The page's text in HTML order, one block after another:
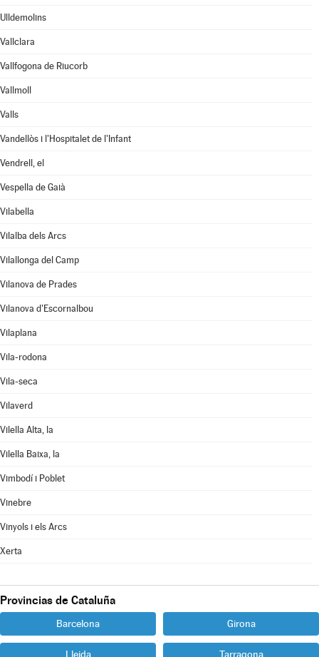
Ulldemolins
Vallclara
Vallfogona de Riucorb
Vallmoll
Valls
Vandellòs i l'Hospitalet de l'Infant
Vendrell, el
Vespella de Gaià
Vilabella
Vilalba dels Arcs
Vilallonga del Camp
Vilanova de Prades
Vilanova d'Escornalbou
Vilaplana
Vila-rodona
Vila-seca
Vilaverd
Vilella Alta, la
Vilella Baixa, la
Vimbodí i Poblet
Vinebre
Vinyols i els Arcs
Xerta
Provincias de Cataluña
Barcelona Girona
Lleida Tarragona